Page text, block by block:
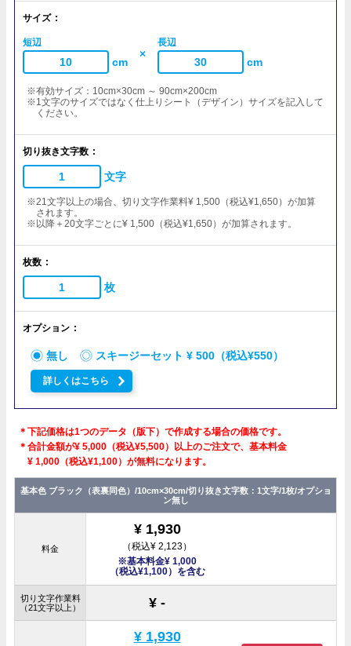
サイズ
短辺
cm
×
長辺
cm
※有効サイズ：10cm×30cm ～ 90cm×200cm
※1文字のサイズではなく仕上りシート（デザイン）サイズを記入して
ください。
切り抜き文字数
文字
※21文字以上の場合、切り文字作業料¥ 1,500（税込¥1,650）が加算
されます。
※以降＋20文字ごとに¥ 1,500（税込¥1,650）が加算されます。
枚数
枚
オプション
無し スキージーセット ¥ 500（税込¥550）
詳しくはこちら
＊下記価格は1つのデータ（版下）で作成する場合の価格です。
＊合計金額が¥ 5,000（税込¥5,500）以上のご注文で、基本料金
¥ 1,000（税込¥1,100）が無料になります。
基本色 ブラック（表裏同色）/10cm×30cm/切り抜き文字数：1文字/1枚/オプショ
ン無し
料金
¥ 1,930
（税込¥ 2,123）
※基本料金¥ 1,000
（税込¥1,100）を含む
切り文字作業料
（21文字以上）
¥ -
¥ 1,930